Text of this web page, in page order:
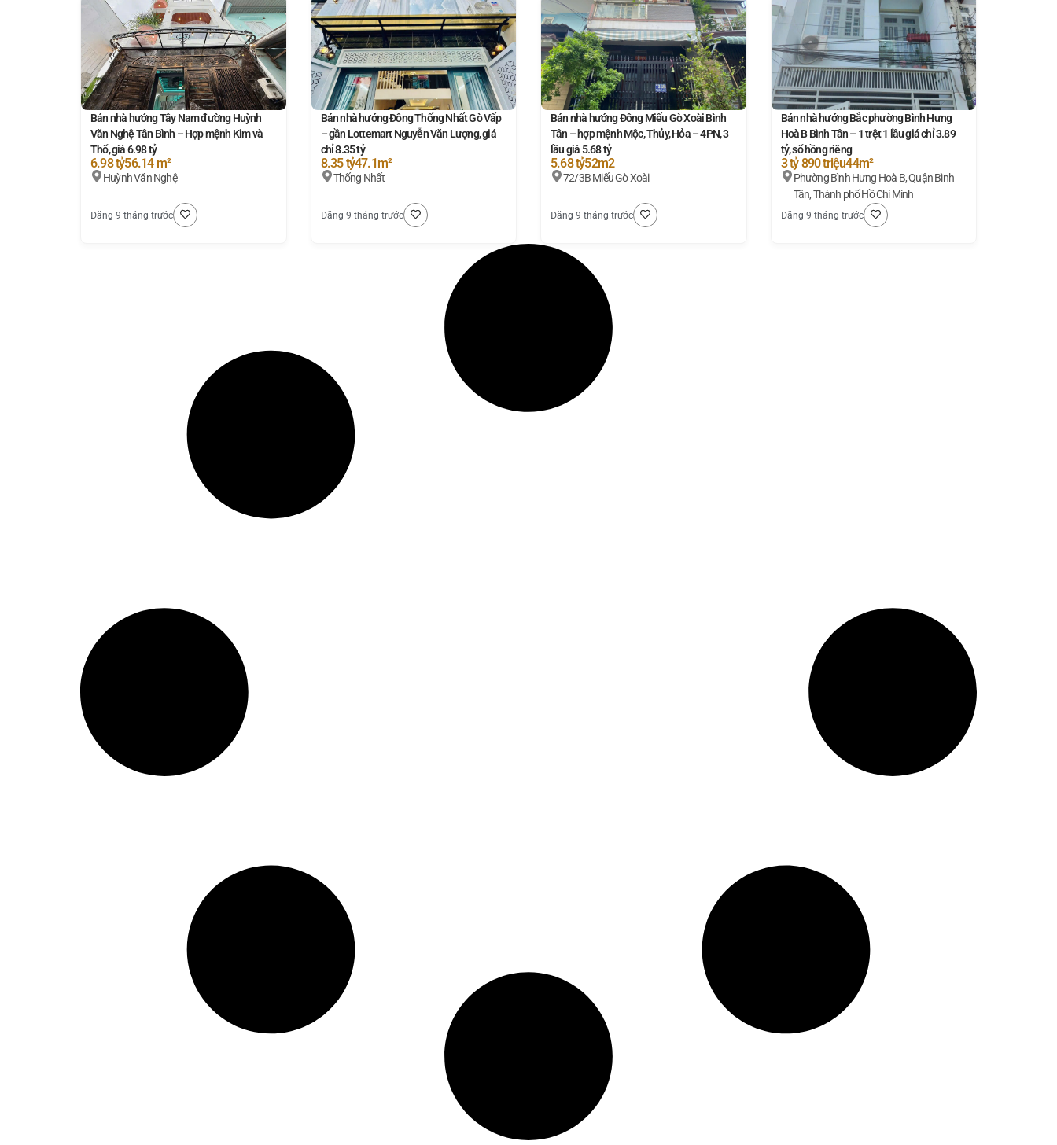
Bán nhà hướng Tây Nam đường Huỳnh
Văn Nghệ Tân Bình – Hợp mệnh Kim và
Thổ, giá 6.98 tỷ
6.98 tỷ56.14 m²
Huỳnh Văn Nghệ
Đăng 9 tháng trước
Bán nhà hướng Đông Thống Nhất Gò Vấp
– gần Lottemart Nguyễn Văn Lượng, giá
chỉ 8.35 tỷ
8.35 tỷ47.1m²
Thống Nhất
Đăng 9 tháng trước
Bán nhà hướng Đông Miếu Gò Xoài Bình
Tân – hợp mệnh Mộc, Thủy, Hỏa – 4PN, 3
lầu giá 5.68 tỷ
5.68 tỷ52m2
72/3B Miếu Gò Xoài
Đăng 9 tháng trước
Bán nhà hướng Bắc phường Bình Hưng
Hoà B Bình Tân – 1 trệt 1 lầu giá chỉ 3.89
tỷ, sổ hồng riêng
3 tỷ 890 triệu44m²
Phường Bình Hưng Hoà B, Quận Bình
Tân, Thành phố Hồ Chí Minh
Đăng 9 tháng trước